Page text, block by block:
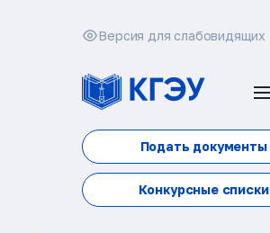
Версия для слабовидящих
Подать документы
Конкурсные списки